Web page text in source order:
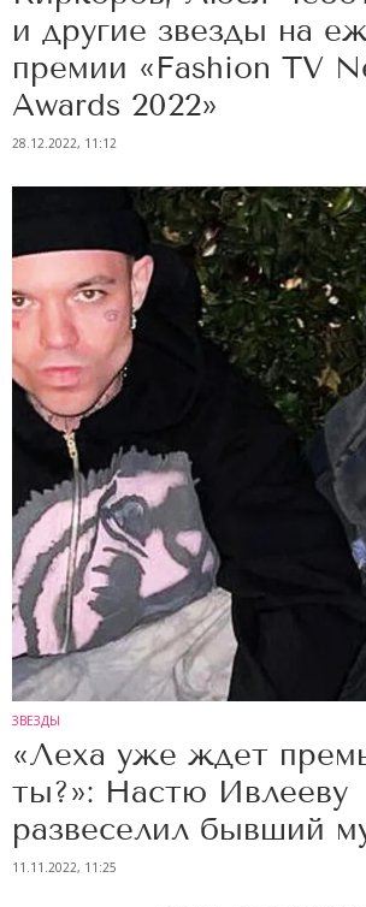
и другие звезды на
премии «Fashion TV
Awards 2022»
28.12.2022, 11:12
ЗВЕЗДЫ
«Леха уже ждет
ты?»: Настю Ивлееву
развеселил бывший
11.11.2022, 11:25